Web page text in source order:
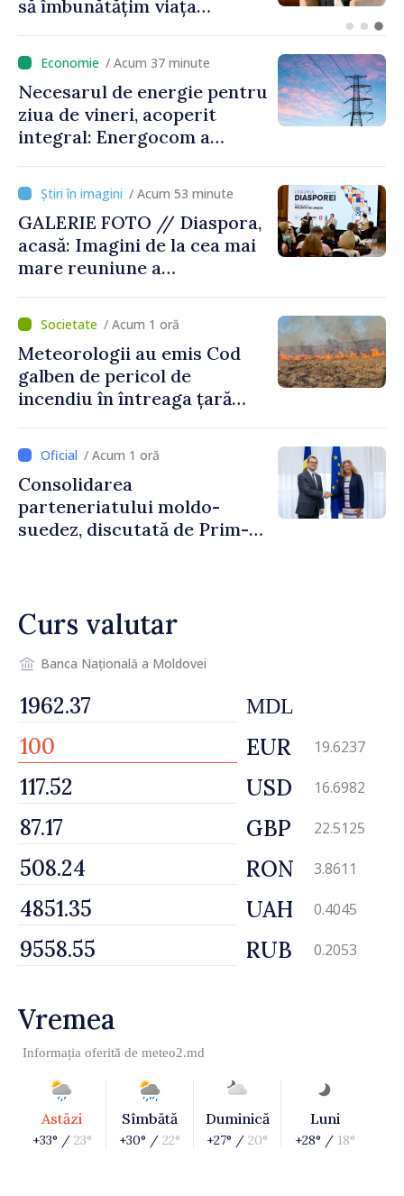
Republica Moldova pentru a
registrului naval național
/ Acum 37 minute
Necesarul de energie pentru
ziua de vineri, acoperit
integral: Energocom a
/ Acum 53 minute
GALERIE FOTO // Diaspora,
acasă: Imagini de la cea mai
mare reuniune a
hotare
/ Acum 1 oră
Meteorologii au emis Cod
galben de pericol de
incendiu în întreaga țară
/ Acum 1 oră
Consolidarea
parteneriatului moldo-
suedez, discutată de Prim-
Curs valutar
Banca Națională a Moldovei
MDL
EUR 19.6237
USD 16.6982
GBP 22.5125
RON 3.8611
UAH 0.4045
RUB 0.2053
Vremea
Informația oferită de meteo2.md
Astăzi
+33° / 23°
Sîmbătă
+30° / 22°
Duminică
+27° / 20°
Luni
+28° / 18°